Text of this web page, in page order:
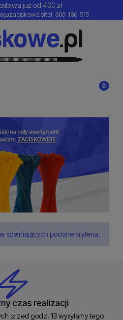
już od 400 zł
tel: 609-186-515
spełniających podane kryteria.
czas realizacji
przed godz. 13 wysyłamy tego